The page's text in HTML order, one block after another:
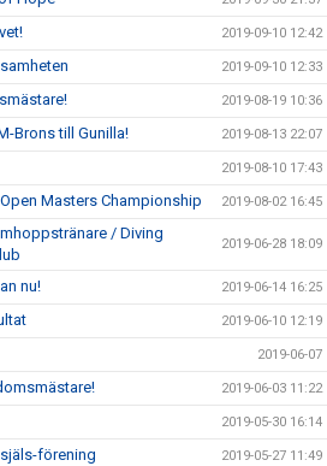
2019-09-10 12:42
2019-09-10 12:33
2019-08-19 10:36
Brons till Gunilla! 2019-08-13 22:07
2019-08-10 17:43
Masters Championship 2019-08-02 16:45
/ Diving
2019-06-28 18:09
nu! 2019-06-14 16:25
2019-06-10 12:19
2019-06-07
2019-06-03 11:22
2019-05-30 16:14
förening 2019-05-27 11:49